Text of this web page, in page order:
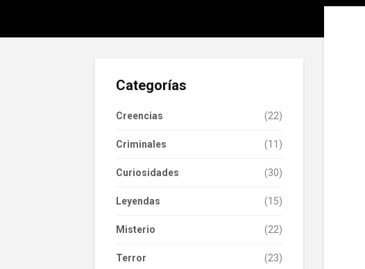
Categorías
Creencias (22)
Criminales (11)
Curiosidades (30)
Leyendas (15)
Misterio (22)
Terror (23)